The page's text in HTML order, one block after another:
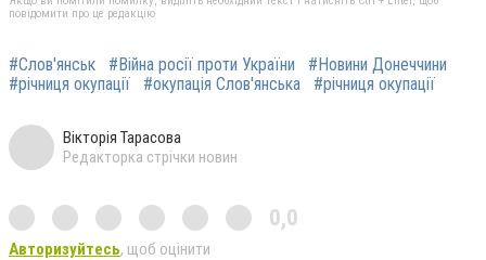
повідомити про це редакцію
#Слов'янськ #Війна росії проти України
#Новини Донеччини
#річниця окупації
#окупація Слов'янська #річниця окупації
Вікторія Тарасова
Редакторка стрічки новин
0,0
Авторизуйтесь, щоб оцінити